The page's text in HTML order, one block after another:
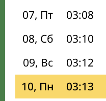
07, Пт
03:08
08, Сб
03:10
09, Вс
03:12
10, Пн
03:13